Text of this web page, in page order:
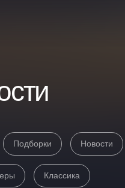
Подборки Новости
Классика